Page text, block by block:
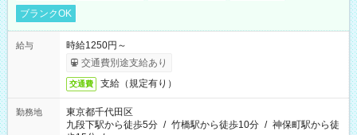
ブランクOK
給与
時給1250円～
交通費別途支給あり
交通費 支給（規定有り）
勤務地
東京都千代田区
九段下駅から徒歩5分 / 竹橋駅から徒歩10分 / 神保町駅から徒